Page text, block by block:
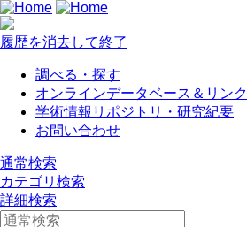
履歴を消去して終了
調べる・探す
オンラインデータベース＆リンク
学術情報リポジトリ・研究紀要
お問い合わせ
通常検索
カテゴリ検索
詳細検索